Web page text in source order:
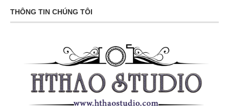
THÔNG TIN CHÚNG TÔI